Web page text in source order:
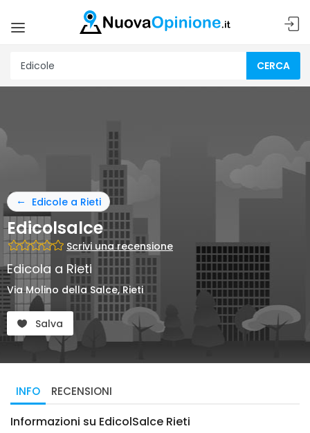
CERCA
Edicole a Rieti
Edicolsalce
Scrivi una recensione
Edicola a Rieti
Via Molino della Salce, Rieti
Salva
INFO RECENSIONI
Informazioni su EdicolSalce Rieti